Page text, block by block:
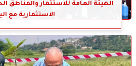
الهيئة العامة للاستثمار والمناطق
الاستثمارية مع